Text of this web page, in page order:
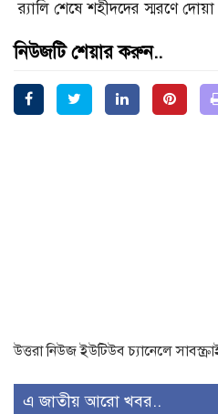
র‍্যালি শেষে শহীদদের স্মরণে
নিউজটি শেয়ার করুন..
উত্তরা নিউজ ইউটিউব চ্যানেলে
এ জাতীয় আরো খবর..